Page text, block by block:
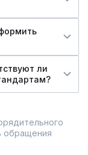
ли
обращения